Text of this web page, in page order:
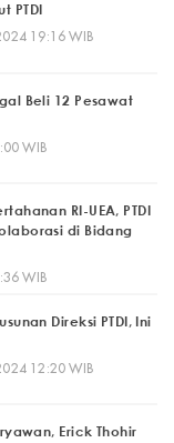
PTDI
19:16 WIB
Beli 12 Pesawat
WIB
RI-UEA, PTDI
di Bidang
WIB
Direksi PTDI, Ini
12:20 WIB
Erick Thohir